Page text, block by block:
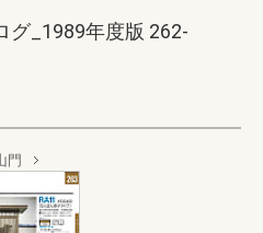
グ_1989年度版 262-
門